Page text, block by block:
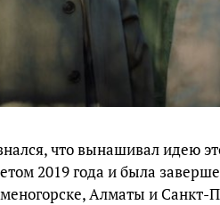
что вынашивал идею
2019 года и была
Алматы и Санкт-